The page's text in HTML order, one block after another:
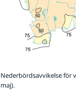
Nederbördsavvikelse för
maj).